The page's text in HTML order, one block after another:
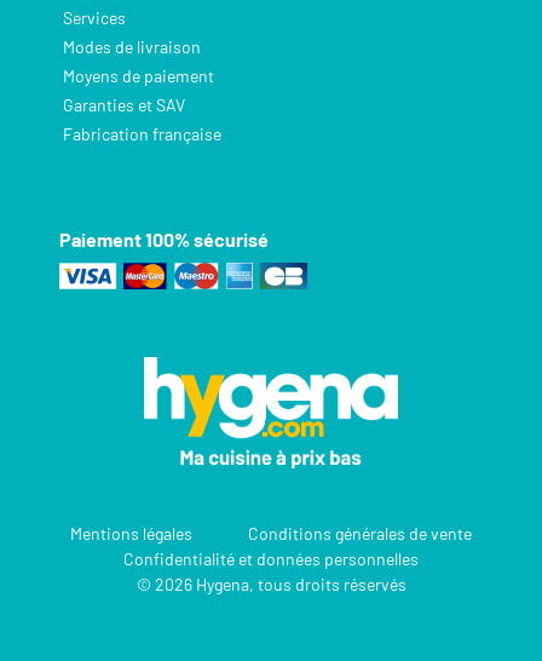
Services
Modes de livraison
Moyens de paiement
Garanties et SAV
Fabrication française
Paiement 100% sécurisé
Mentions légales
Conditions générales de vente
Confidentialité et données personnelles
© 2026 Hygena, tous droits réservés